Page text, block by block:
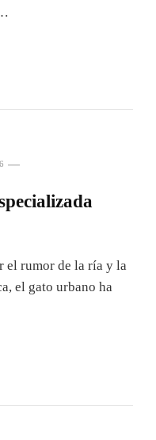
el rumor de la ría y la
el gato urbano ha